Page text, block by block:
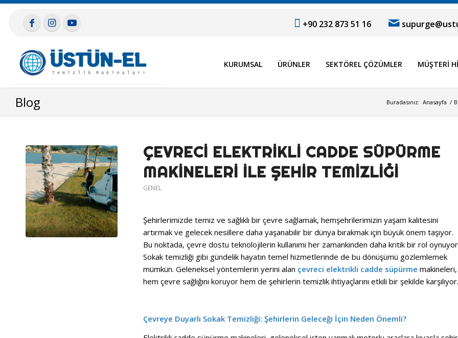
+90 232 873 51 16
KURUMSAL ÜRÜNLER SEKTÖREL ÇÖZÜMLER MÜŞTERI
Blog Buradasınız: Anasayfa /
ÇEVRECI ELEKTRIKLI CADDE SÜPÜRME
MAKINELERI ILE ŞEHIR TEMIZLIĞI
GENEL
Şehirlerimizde temiz ve sağlıklı bir çevre sağlamak, hemşehrilerimizin yaşam kalitesini
artırmak ve gelecek nesillere daha yaşanabilir bir dünya bırakmak için büyük önem taşıyor.
Bu noktada, çevre dostu teknolojilerin kullanımı her zamankinden daha kritik bir rol
Sokak temizliği gibi gündelik hayatın temel hizmetlerinde de bu dönüşümü gözlemlemek
mümkün. Geleneksel yöntemlerin yerini alan çevreci elektrikli cadde süpürme makineleri,
hem çevre sağlığını koruyor hem de şehirlerin temizlik ihtiyaçlarını etkili bir şekilde karşılıyor.
Çevreye Duyarlı Sokak Temizliği: Şehirlerin Geleceği İçin Neden Önemli?